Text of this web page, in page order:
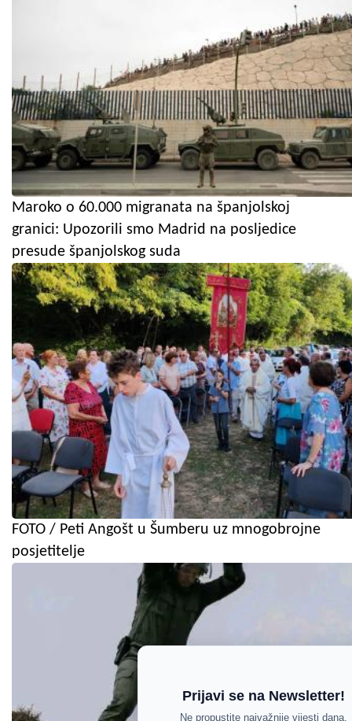
Maroko o 60.000 migranata na španjolskoj
granici: Upozorili smo Madrid na posljedice
presude španjolskog suda
FOTO / Peti Angošt u Šumberu uz mnogobrojne
posjetitelje
Prijavi se na Newsletter!
Ne propustite najvažnije vijesti dana.